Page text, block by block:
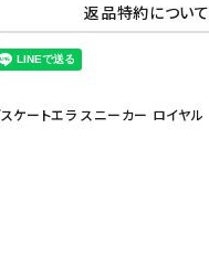
返品特約について
ートエラ スニーカー ロイヤル